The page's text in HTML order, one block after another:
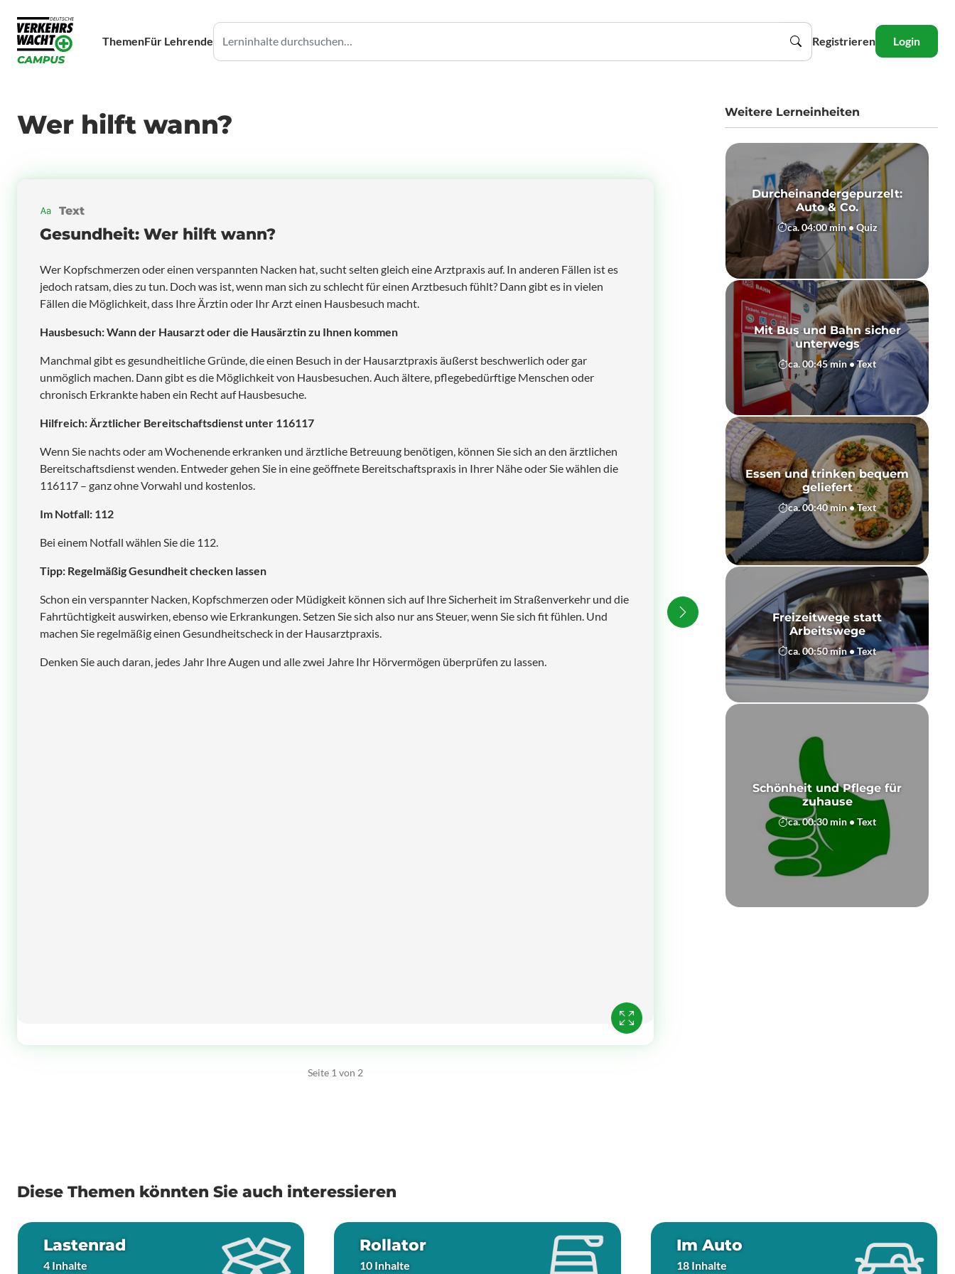
ThemenFür Lehrende Registrieren Login
Wer hilft wann?
Text
Gesundheit: Wer hilft wann?
Wer Kopfschmerzen oder einen verspannten Nacken hat, sucht selten gleich eine Arztpraxis auf. In anderen Fällen ist es
jedoch ratsam, dies zu tun. Doch was ist, wenn man sich zu schlecht für einen Arztbesuch fühlt? Dann gibt es in vielen
Fällen die Möglichkeit, dass Ihre Ärztin oder Ihr Arzt einen Hausbesuch macht.
Hausbesuch: Wann der Hausarzt oder die Hausärztin zu Ihnen kommen
Manchmal gibt es gesundheitliche Gründe, die einen Besuch in der Hausarztpraxis äußerst beschwerlich oder gar
unmöglich machen. Dann gibt es die Möglichkeit von Hausbesuchen. Auch ältere, pflegebedürftige Menschen oder
chronisch Erkrankte haben ein Recht auf Hausbesuche.
Hilfreich: Ärztlicher Bereitschaftsdienst unter 116117
Wenn Sie nachts oder am Wochenende erkranken und ärztliche Betreuung benötigen, können Sie sich an den ärztlichen
Bereitschaftsdienst wenden. Entweder gehen Sie in eine geöffnete Bereitschaftspraxis in Ihrer Nähe oder Sie wählen die
116117 – ganz ohne Vorwahl und kostenlos.
Im Notfall: 112
Bei einem Notfall wählen Sie die 112.
Tipp: Regelmäßig Gesundheit checken lassen
Schon ein verspannter Nacken, Kopfschmerzen oder Müdigkeit können sich auf Ihre Sicherheit im Straßenverkehr und die
Fahrtüchtigkeit auswirken, ebenso wie Erkrankungen. Setzen Sie sich also nur ans Steuer, wenn Sie sich fit fühlen. Und
machen Sie regelmäßig einen Gesundheitscheck in der Hausarztpraxis.
Denken Sie auch daran, jedes Jahr Ihre Augen und alle zwei Jahre Ihr Hörvermögen überprüfen zu lassen.
Seite 1 von 2
Weitere Lerneinheiten
Durcheinandergepurzelt:
Auto & Co.
ca. 04:00 min • Quiz
Mit Bus und Bahn sicher
unterwegs
ca. 00:45 min • Text
Essen und trinken bequem
geliefert
ca. 00:40 min • Text
Freizeitwege statt
Arbeitswege
ca. 00:50 min • Text
Schönheit und Pflege für
zuhause
ca. 00:30 min • Text
Diese Themen könnten Sie auch interessieren
Lastenrad
4 Inhalte
Rollator
10 Inhalte
Im Auto
18 Inhalte